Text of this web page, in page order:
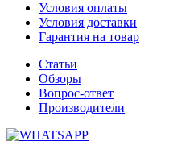
Условия оплаты
Условия доставки
Гарантия на товар
Статьи
Обзоры
Вопрос-ответ
Производители